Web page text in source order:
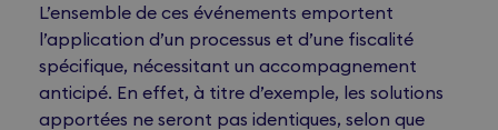
L’ensemble de ces événements emportent
l’application d’un processus et d’une fiscalité
spécifique, nécessitant un accompagnement
anticipé. En effet, à titre d’exemple, les solutions
apportées ne seront pas identiques, selon que